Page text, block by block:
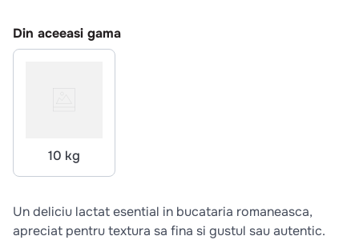
10
Din aceeasi gama
10 kg
Un deliciu lactat esential in bucataria romaneasca,
apreciat pentru textura sa fina si gustul sau autentic.